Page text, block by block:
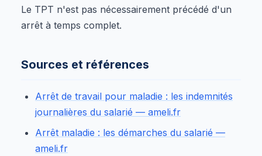
Le TPT n'est pas nécessairement précédé d'un
arrêt à temps complet.
Sources et références
Arrêt de travail pour maladie : les indemnités
journalières du salarié — ameli.fr
Arrêt maladie : les démarches du salarié —
ameli.fr